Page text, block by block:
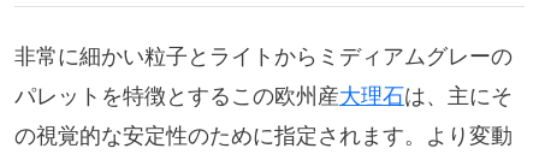
非常に細かい粒子とライトからミディアムグレーの
パレットを特徴とするこの欧州産大理石は、主にそ
の視覚的な安定性のために指定されます。より変動